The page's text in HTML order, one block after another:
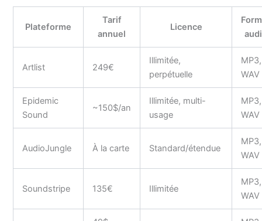
Plateforme
Tarif
annuel
Licence
Artlist 249€
Illimitée,
perpétuelle
MP3,
WAV
Epidemic
Sound
~150$/an
Illimitée, multi-
usage
MP3,
WAV
AudioJungle À la carte Standard/étendue
MP3,
WAV
Soundstripe 135€ Illimitée
MP3,
WAV